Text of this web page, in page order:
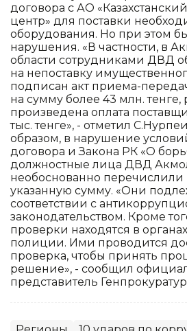
договора с АО
центр» для поставки
оборудования. Но при этом
нарушения. «В частности, в
области сотрудниками ДВД
на непоставку
подписан акт приема-
на сумму более 43 млн. тенге,
произведена оплата
тыс. тенге», - отметил
образом, в нарушение
договора и Закона РК «О
должностные лица ДВД
необоснованно перечислили
указанную сумму. «Они
соответствии с
законодательством. Кроме
проверки находятся в
полиции. Ими проводится
проверка, чтобы принять
решение», - сообщил
представитель